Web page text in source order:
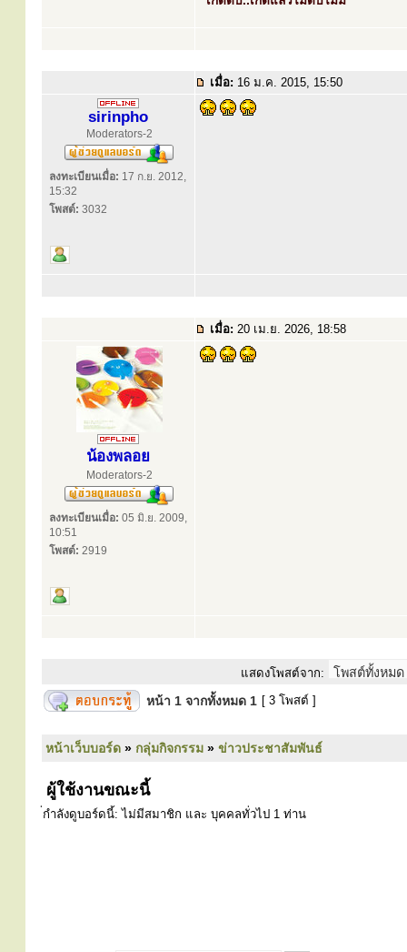
เมื่อ: 16 ม.ค. 2015, 15:50
sirinpho
Moderators-2
ลงทะเบียนเมื่อ: 17 ก.ย. 2012,
15:32
โพสต์: 3032
เมื่อ: 20 เม.ย. 2026, 18:58
น้องพลอย
Moderators-2
ลงทะเบียนเมื่อ: 05 มิ.ย. 2009,
10:51
โพสต์: 2919
แสดงโพสต์จาก:
หน้า 1 จากทั้งหมด 1 [ 3 โพสต์ ]
หน้าเว็บบอร์ด » กลุ่มกิจกรรม » ข่าวประชาสัมพันธ์
ผู้ใช้งานขณะนี้
่กำลังดูบอร์ดนี้: ไม่มีสมาชิก และ บุคคลทั่วไป 1 ท่าน